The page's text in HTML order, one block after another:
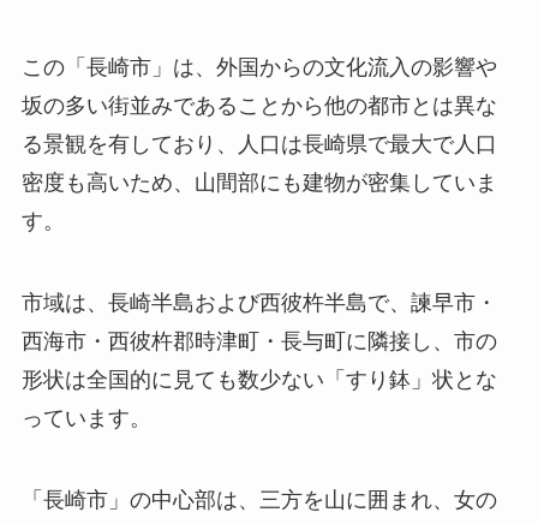
この「長崎市」は、外国からの文化流入の影響や
坂の多い街並みであることから他の都市とは異な
る景観を有しており、人口は長崎県で最大で人口
密度も高いため、山間部にも建物が密集していま
す。
市域は、長崎半島および西彼杵半島で、諫早市・
西海市・西彼杵郡時津町・長与町に隣接し、市の
形状は全国的に見ても数少ない「すり鉢」状とな
っています。
「長崎市」の中心部は、三方を山に囲まれ、女の